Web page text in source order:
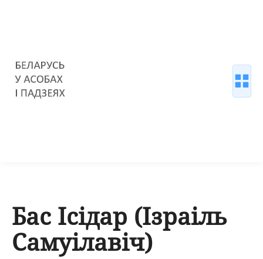
Бас Ісідар (Ізраіль
Самуілавіч)